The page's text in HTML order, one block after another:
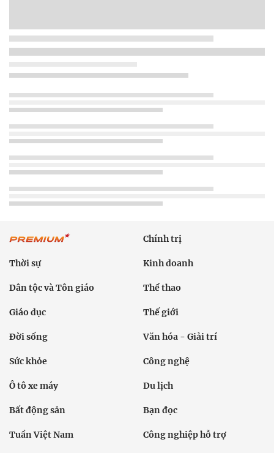
Chính trị
Thời sự Kinh doanh
Dân tộc và Tôn giáo Thể thao
Giáo dục Thế giới
Đời sống Văn hóa - Giải trí
Sức khỏe Công nghệ
Ô tô xe máy Du lịch
Bất động sản Bạn đọc
Tuần Việt Nam Công nghiệp hỗ trợ